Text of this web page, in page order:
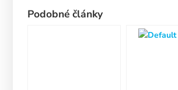
Podobné články